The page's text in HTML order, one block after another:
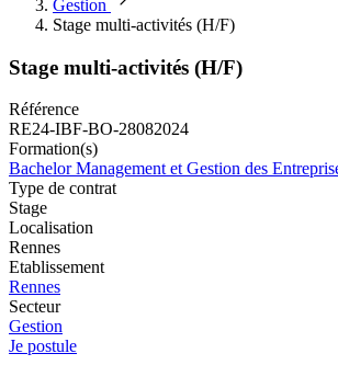
Gestion
Stage multi-activités (H/F)
Stage multi-activités (H/F)
Référence
RE24-IBF-BO-28082024
Formation(s)
Bachelor Management et Gestion des
Type de contrat
Stage
Localisation
Rennes
Etablissement
Rennes
Secteur
Gestion
Je postule